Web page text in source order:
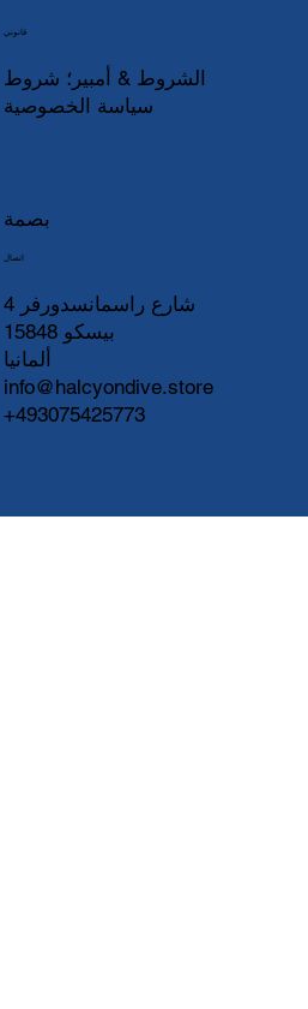
قانوني
الشروط & أمبير؛ شروط
سياسة الخصوصية
بصمة
اتصال
شارع راسمانسدورفر 4
15848 بيسكو
ألمانيا
info@halcyondive.store
+493075425773